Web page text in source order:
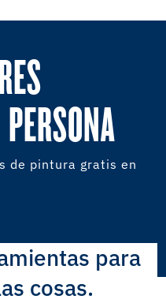
de pintura gratis en
para
cosas.